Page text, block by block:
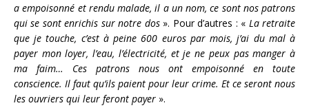
a empoisonné et rendu malade, il a un nom, ce sont nos patrons
qui se sont enrichis sur notre dos ». Pour d’autres : « La retraite
que je touche, c’est à peine 600 euros par mois, j’ai du mal à
payer mon loyer, l’eau, l’électricité, et je ne peux pas manger à
ma faim… Ces patrons nous ont empoisonné en toute
conscience. Il faut qu’ils paient pour leur crime. Et ce seront nous
les ouvriers qui leur feront payer ».